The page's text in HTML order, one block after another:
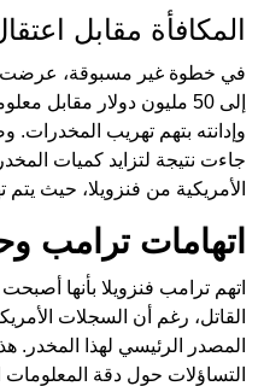
المكافأة مقابل
في خطوة غير مسبوقة، عرضت
إلى 50 مليون دولار مقابل
وإدانته بتهم تهريب
جاءت نتيجة لتزايد كميات
الأمريكية من فنزويلا، حيث
اتهامات ترامب
اتهم ترامب فنزويلا بأنها
القاتل، رغم أن السجلات
المصدر الرئيسي لهذا المخدر.
التساؤلات حول دقة المعلومات